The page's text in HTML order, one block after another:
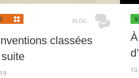
classées